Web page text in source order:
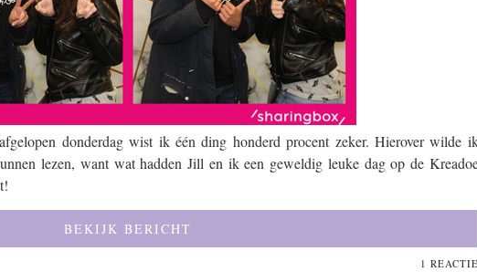
donderdag wist ik één ding honderd procent zeker. Hierover wilde
lezen, want wat hadden Jill en ik een geweldig leuke dag op de
BEKIJK BERICHT
1 REACTIE